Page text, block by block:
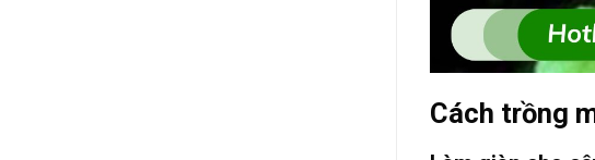
Cách trồng